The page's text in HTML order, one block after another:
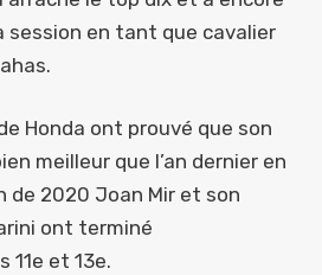
session en tant que cavalier
Honda ont prouvé que son
meilleur que l’an dernier en
de 2020 Joan Mir et son
ont terminé
11e et 13e.